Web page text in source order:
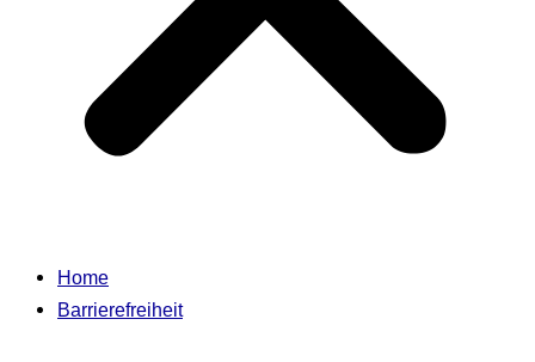
Home
Barrierefreiheit